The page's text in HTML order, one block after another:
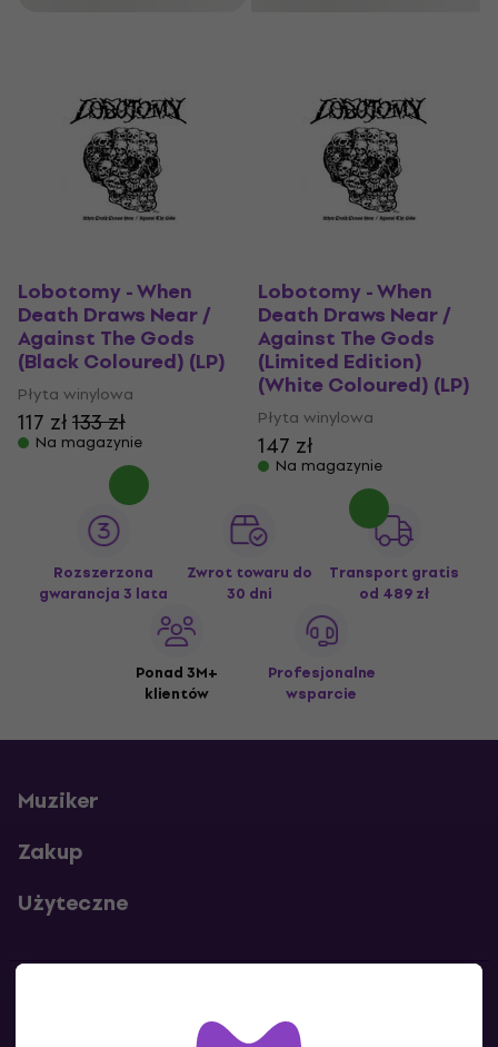
Lobotomy - When
Death Draws Near /
Against The Gods
(Black Coloured) (LP)
Płyta winylowa
117 zł133 zł
Na magazynie
Lobotomy - When
Death Draws Near /
Against The Gods
(Limited Edition)
(White Coloured) (LP)
Płyta winylowa
147 zł
Na magazynie
Rozszerzona
gwarancja 3 lata
Zwrot towaru do
30 dni
Transport gratis
od 489 zł
Ponad 3M+
klientów
Profesjonalne
wsparcie
Muziker
Zakup
Użyteczne